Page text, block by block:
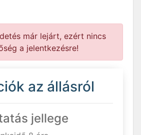
már lejárt, ezért nincs
a jelentkezésre!
az állásról
jellege